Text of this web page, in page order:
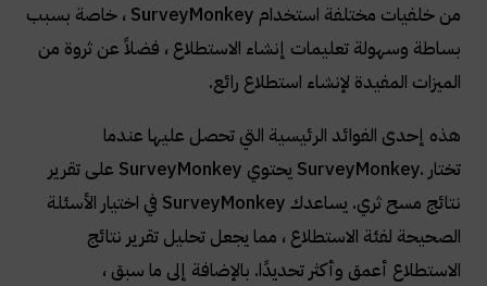
من خلفيات مختلفة استخدام SurveyMonkey ، خاصة بسبب
بساطة وسهولة تعليمات إنشاء الاستطلاع ، فضلاً عن ثروة من
الميزات المفيدة لإنشاء استطلاع رائع.
هذه إحدى الفوائد الرئيسية التي تحصل عليها عندما
تختار SurveyMonkey. يحتوي SurveyMonkey على تقرير
نتائج مسح ثري. يساعدك SurveyMonkey في اختيار الأسئلة
الصحيحة لفئة الاستطلاع ، مما يجعل تحليل تقرير نتائج
الاستطلاع أعمق وأكثر تحديدًا. بالإضافة إلى ما سبق ،